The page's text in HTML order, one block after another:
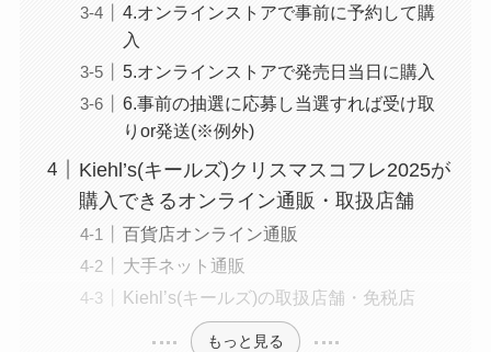
4.オンラインストアで事前に予約して購
入
5.オンラインストアで発売日当日に購入
6.事前の抽選に応募し当選すれば受け取
りor発送(※例外)
Kiehl’s(キールズ)クリスマスコフレ2025が
購入できるオンライン通販・取扱店舗
百貨店オンライン通販
大手ネット通販
Kiehl’s(キールズ)の取扱店舗・免税店
もっと見る